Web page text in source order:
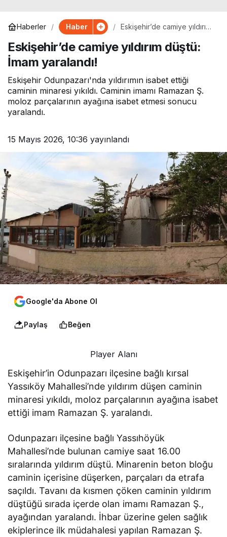
Haberler Haber
Eskişehir’de camiye yıldırım
Eskişehir’de camiye yıldırım düştü:
İmam yaralandı!
Eskişehir Odunpazarı'nda yıldırımın isabet ettiği
caminin minaresi yıkıldı. Caminin imamı Ramazan Ş.
moloz parçalarının ayağına isabet etmesi sonucu
yaralandı.
15 Mayıs 2026, 10:36 yayınlandı
Google'da Abone Ol
Paylaş Beğen
Player Alanı
Eskişehir’in Odunpazarı ilçesine bağlı kırsal
Yassıköy Mahallesi’nde yıldırım düşen caminin
minaresi yıkıldı, moloz parçalarının ayağına isabet
ettiği imam Ramazan Ş. yaralandı.
Odunpazarı ilçesine bağlı Yassıhöyük
Mahallesi’nde bulunan camiye saat 16.00
sıralarında yıldırım düştü. Minarenin beton bloğu
caminin içerisine düşerken, parçaları da etrafa
saçıldı. Tavanı da kısmen çöken caminin yıldırım
düştüğü sırada içerde olan imamı Ramazan Ş.,
ayağından yaralandı. İhbar üzerine gelen sağlık
ekiplerince ilk müdahalesi yapılan Ramazan Ş.